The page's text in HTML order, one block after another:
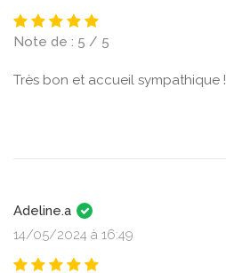
Note de : 5 / 5
Très bon et accueil sympathique !
Adeline.a
14/05/2024 à 16:49